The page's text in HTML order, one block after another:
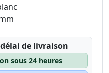
de livraison
sous 24 heures